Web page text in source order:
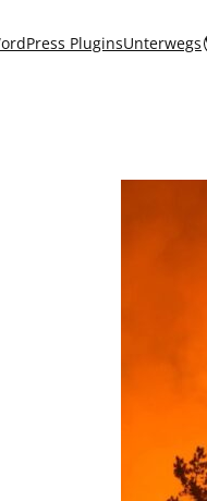
PluginsUnterwegs